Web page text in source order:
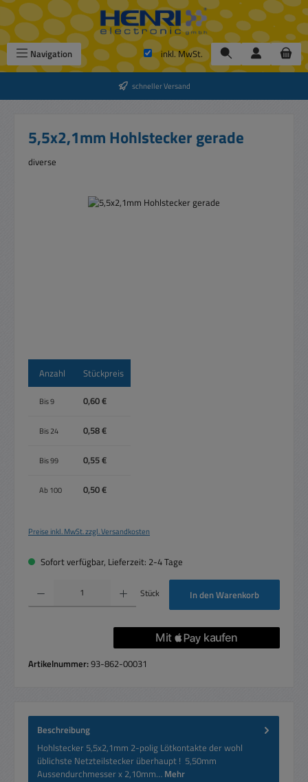
Zum Hauptinhalt springen
Navigation inkl. MwSt.
schneller Versand
5,5x2,1mm Hohlstecker gerade
diverse
Anzahl Stückpreis
Bis9 0,60 €
Bis24 0,58 €
Bis99 0,55 €
Ab 100 0,50 €
Preise inkl. MwSt. zzgl. Versandkosten
Sofort verfügbar, Lieferzeit: 2-4 Tage
Produkt Anzahl: Gib den gewünschten Wert ein oder benutze die Schaltflächen um
Stück In den Warenkorb
Artikelnummer:93-862-00031
Beschreibung
Hohlstecker 5,5x2,1mm 2-polig Lötkontakte der wohl
üblichste Netzteilstecker überhaupt ! 5,50mm
Aussendurchmesser x 2,10mm… Mehr